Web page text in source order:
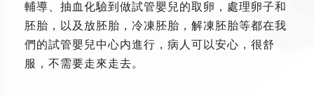
輔導、抽血化驗到做試管嬰兒的取卵，處理卵子和
胚胎，以及放胚胎，冷凍胚胎，解凍胚胎等都在我
們的試管嬰兒中心内進行，病人可以安心，很舒
服，不需要走來走去。